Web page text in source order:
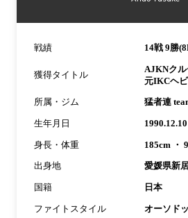
戦績 14戦 9勝
獲得タイトル
AJKNク
元IKCヘ
所属・ジム 猛者連
生年月日 1990.12.10
身長・体重 185cm ・
出身地 愛媛県新
国籍 日本
ファイトスタイル オーソド